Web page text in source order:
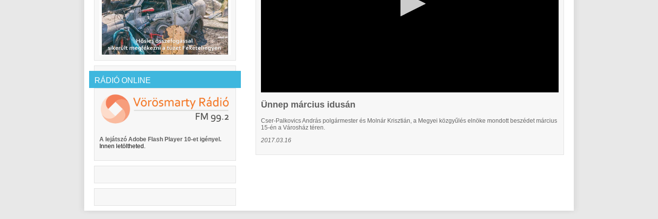
Ünnep március idusán
Cser-Palkovics András polgármester és Molnár Krisztián, a Megyei közgyűlés elnöke mondott beszédet március
15-én a Városház téren.
2017.03.16
RÁDIÓ ONLINE
A lejátszó Adobe Flash Player 10-et igényel.
Innen letöltheted.